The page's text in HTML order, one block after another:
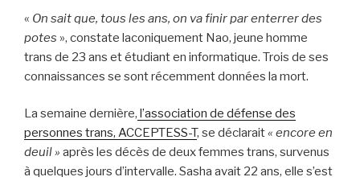
« On sait que, tous les ans, on va finir par enterrer des
potes », constate laconiquement Nao, jeune homme
trans de 23 ans et étudiant en informatique. Trois de ses
connaissances se sont récemment données la mort.
La semaine dernière, l’association de défense des
personnes trans, ACCEPTESS-T, se déclarait« encore en
deuil » après les décès de deux femmes trans, survenus
à quelques jours d’intervalle. Sasha avait 22 ans, elle s’est